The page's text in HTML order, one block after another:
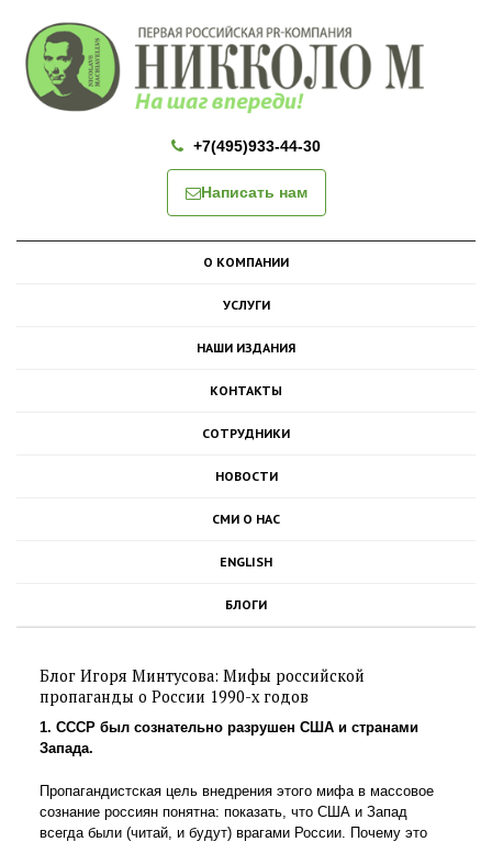
+7(495)933-44-30
Написать нам
О КОМПАНИИ
УСЛУГИ
НАШИ ИЗДАНИЯ
КОНТАКТЫ
СОТРУДНИКИ
НОВОСТИ
СМИ О НАС
ENGLISH
БЛОГИ
Блог Игоря Минтусова: Мифы российской
пропаганды о России 1990-х годов
1. СССР был сознательно разрушен США и странами
Запада.
Пропагандистская цель внедрения этого мифа в массовое
сознание россиян понятна: показать, что США и Запад
всегда были (читай, и будут) врагами России. Почему это